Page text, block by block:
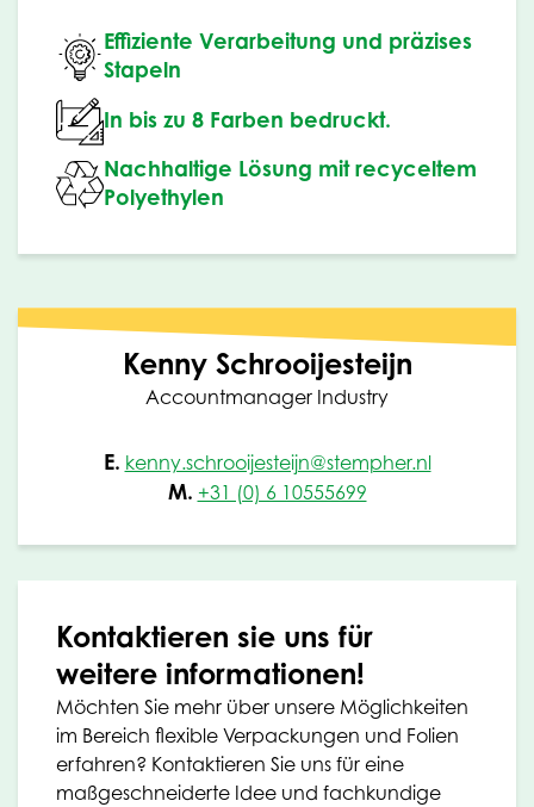
Effiziente Verarbeitung und präzises
Stapeln
In bis zu 8 Farben bedruckt.
Nachhaltige Lösung mit recyceltem
Polyethylen
Kenny Schrooijesteijn
Accountmanager Industry
E. kenny.schrooijesteijn@stempher.nl
M. +31 (0) 6 10555699
Kontaktieren sie uns für
weitere informationen!
Möchten Sie mehr über unsere Möglichkeiten
im Bereich flexible Verpackungen und Folien
erfahren? Kontaktieren Sie uns für eine
maßgeschneiderte Idee und fachkundige